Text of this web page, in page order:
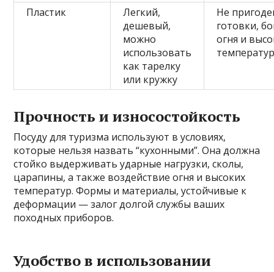
Пластик
Легкий,
дешевый,
можно
использовать
как тарелку
или кружку
Не
готовки,
огня и
Прочность и износостойкость
Посуду для туризма используют в условиях,
которые нельзя назвать “кухонными”. Она должна
стойко выдерживать ударные нагрузки, сколы,
царапины, а также воздействие огня и высоких
температур. Формы и материалы, устойчивые к
деформации — залог долгой службы ваших
походных приборов.
Удобство в использовании